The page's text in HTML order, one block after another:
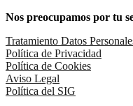
Nos preocupamos por tu
Tratamiento Datos
Política de Privacidad
Política de Cookies
Aviso Legal
Política del SIG